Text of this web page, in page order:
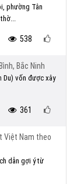
phường Tân
538
Bắc Ninh
Du) vốn được xây
361
Việt Nam theo
dẫn gợi ý từ